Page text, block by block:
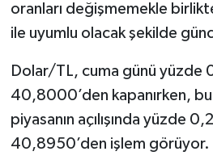
oranları değişmemekle
ile uyumlu olacak şekilde
Dolar/TL, cuma günü yüzde
40,8000’den kapanırken,
piyasanın açılışında yüzde
40,8950’den işlem görüyor.